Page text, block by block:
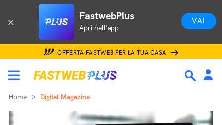
FastwebPlus
Apri nell'app
VAI
OFFERTA FASTWEB PER LA TUA CASA
Home Digital Magazine